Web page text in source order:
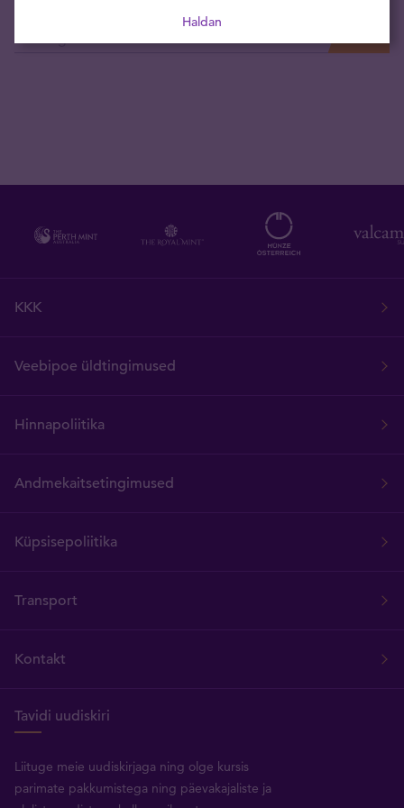
KKK
Veebipoe üldtingimused
Hinnapoliitika
Andmekaitsetingimused
Küpsisepoliitika
Transport
Kontakt
Tavidi uudiskiri
Liituge meie uudiskirjaga ning olge kursis
parimate pakkumistega ning päevakajaliste ja
Haldan